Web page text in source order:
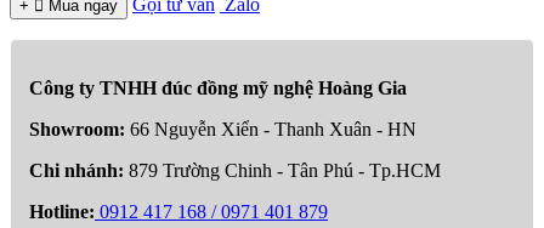
+  Mua ngay
Công ty TNHH đúc đồng mỹ nghệ Hoàng Gia
Showroom: 66 Nguyễn Xiển - Thanh Xuân - HN
Chi nhánh: 879 Trường Chinh - Tân Phú - Tp.HCM
Hotline: 0912 417 168 / 0971 401 879